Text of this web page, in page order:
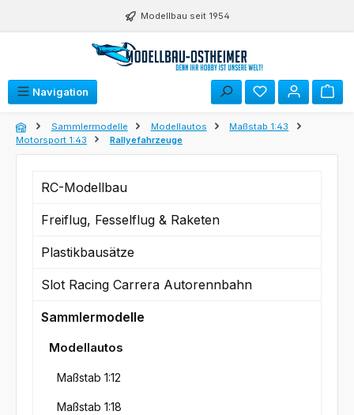
Zum Hauptinhalt springen Modellbau seit 1954
Navigation Du hast 0
Sammlermodelle Modellautos
Maßstab 1:43
Motorsport 1:43
Rallyefahrzeuge
RC-Modellbau
Freiflug, Fesselflug & Raketen
Plastikbausätze
Slot Racing Carrera Autorennbahn
Sammlermodelle
Modellautos
Maßstab 1:12
Maßstab 1:18